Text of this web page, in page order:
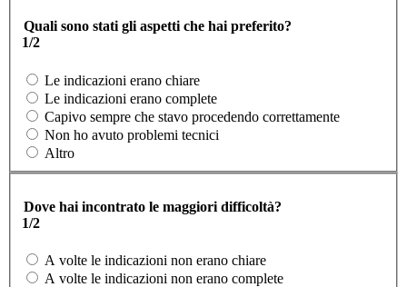
Quali sono stati gli aspetti che hai preferito?
1/2
Le indicazioni erano chiare
Le indicazioni erano complete
Capivo sempre che stavo procedendo correttamente
Non ho avuto problemi tecnici
Altro
Dove hai incontrato le maggiori difficoltà?
1/2
A volte le indicazioni non erano chiare
A volte le indicazioni non erano complete